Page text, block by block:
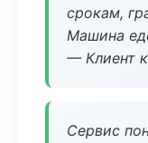
срокам,
Машина
— Клиент
Сервис